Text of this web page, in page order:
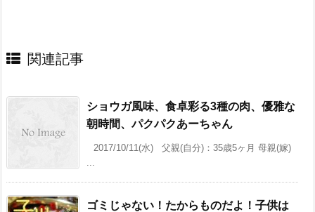
関連記事
ショウガ風味、食卓彩る3種の肉、優雅な
朝時間、パクパクあーちゃん
2017/10/11(水) 父親(自分)：35歳5ヶ月 母親(嫁)
ゴミじゃない！たからものだよ！子供は